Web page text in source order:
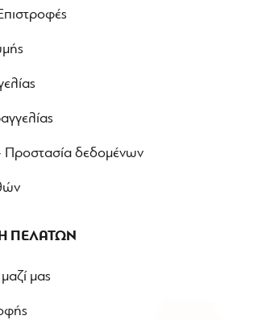
δεδομένων
ΠΕΛΑΤΩΝ
μας